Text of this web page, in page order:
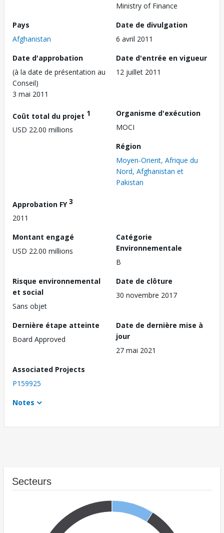
Ministry of Finance
Pays
Afghanistan
Date de divulgation
6 avril 2011
Date d'approbation
(à la date de présentation au
Conseil)
3 mai 2011
Date d'entrée en vigueur
12 juillet 2011
Coût total du projet 1
USD 22.00 millions
Organisme d'exécution
MOCI
Région
Moyen-Orient, Afrique du
Nord, Afghanistan et
Pakistan
Approbation FY3
2011
Montant engagé
USD 22.00 millions
Catégorie
Environnementale
B
Risque environnemental
et social
Sans objet
Date de clôture
30 novembre 2017
Dernière étape atteinte
Board Approved
Date de dernière mise à
jour
27 mai 2021
Associated Projects
P159925
Notes
Secteurs